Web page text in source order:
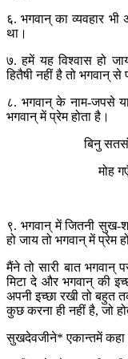
६. भगवान् का व्यवहार
था।
७. हमें यह विश्वास हो
हितैषी नहीं है तो भगवान् से
८. भगवान् के नाम-जपसे
भगवान् में प्रेम होता है।
बिनु
मोह
९. भगवान् में जितनी सुख-
हो जाय तो भगवान् में प्रेम
मैंने तो सारी बात भगवान्
मिटा दे और भगवान् की
अपनी इच्छा रखी तो बहुत
कुछ करना ही नहीं है, जो
सुखदेवजीने* एकान्तमें कहा